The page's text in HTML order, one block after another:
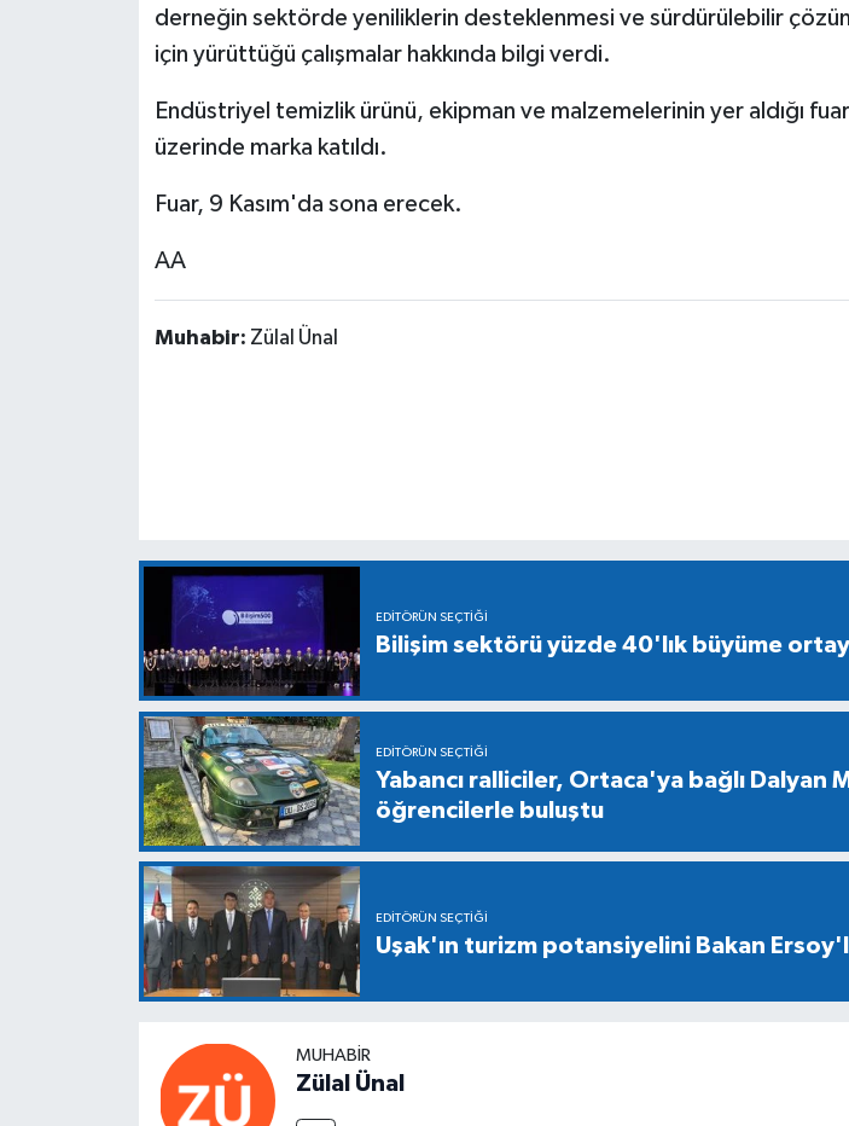
derneğin sektörde yeniliklerin desteklenmesi ve sürdürülebilir
için yürüttüğü çalışmalar hakkında bilgi verdi.
Endüstriyel temizlik ürünü, ekipman ve malzemelerinin yer aldığı
üzerinde marka katıldı.
Fuar, 9 Kasım'da sona erecek.
AA
Muhabir: Zülal Ünal
EDITÖRÜN SEÇTIĞI
Bilişim sektörü yüzde 40'lık büyüme
EDITÖRÜN SEÇTIĞI
Yabancı ralliciler, Ortaca'ya bağlı Dalyan
öğrencilerle buluştu
EDITÖRÜN SEÇTIĞI
Uşak'ın turizm potansiyelini Bakan
MUHABIR
Zülal Ünal